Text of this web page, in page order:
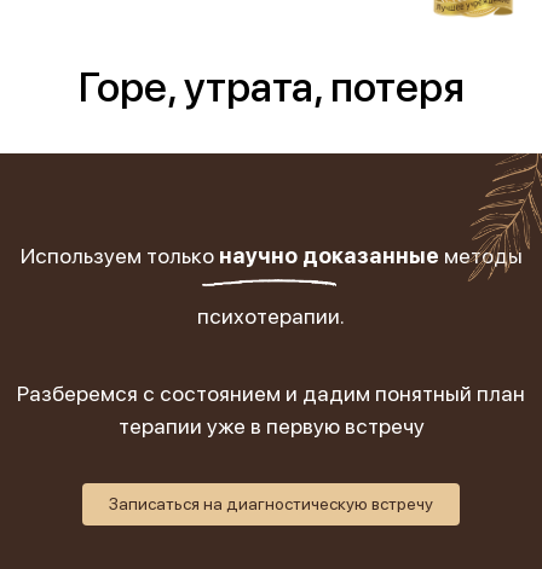
Горе, утрата, потеря
Используем только научно доказанные методы
психотерапии.
Разберемся с состоянием и дадим понятный план
терапии уже в первую встречу
Записаться на диагностическую встречу